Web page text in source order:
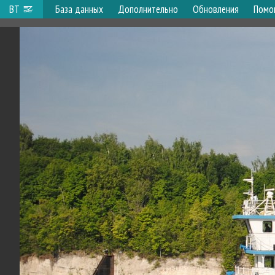
ВТ База данных Дополнительно Обновления